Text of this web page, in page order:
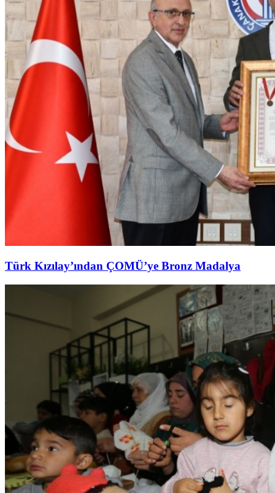
Türk Kızılay’ından ÇOMÜ’ye Bronz Madalya